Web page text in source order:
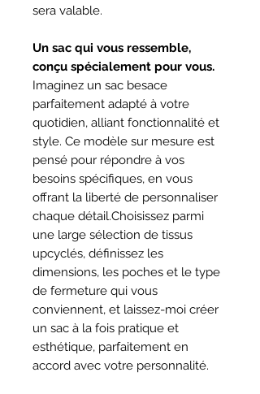
sera valable.
Un sac qui vous ressemble,
conçu spécialement pour vous.
Imaginez un sac besace
parfaitement adapté à votre
quotidien, alliant fonctionnalité et
style. Ce modèle sur mesure est
pensé pour répondre à vos
besoins spécifiques, en vous
offrant la liberté de personnaliser
chaque détail.Choisissez parmi
une large sélection de tissus
upcyclés, définissez les
dimensions, les poches et le type
de fermeture qui vous
conviennent, et laissez-moi créer
un sac à la fois pratique et
esthétique, parfaitement en
accord avec votre personnalité.